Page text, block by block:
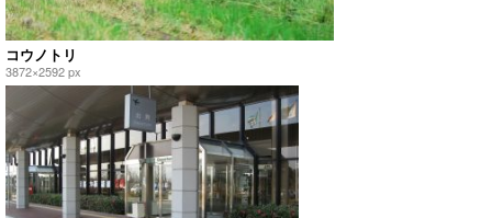
コウノトリ
3872×2592 px